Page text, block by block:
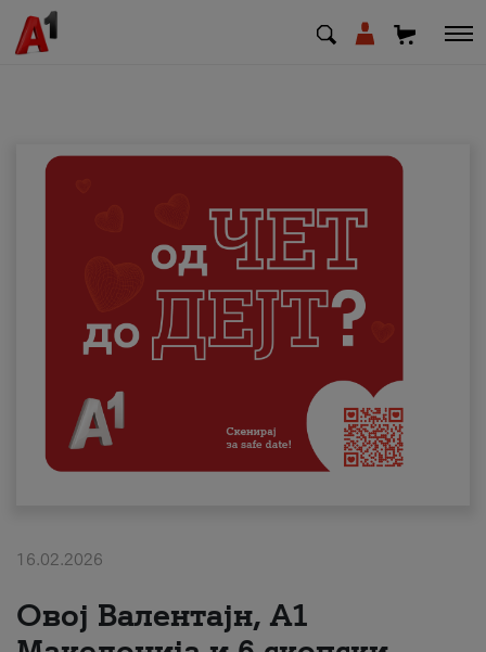
Деловни
Поддршка
Надополни кредит
Плати сметка
#ПодобарОнлајн
16.02.2026
Овој Валентајн, A1